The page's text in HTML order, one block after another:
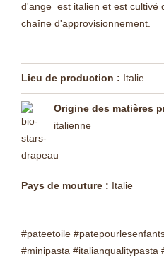
d'ange est italien et est cultivé
chaîne d'approvisionnement.
Lieu de production : Italie
Origine des matières
italienne
Pays de mouture : Italie
#pateetoile
#minipasta #italianqualitypasta